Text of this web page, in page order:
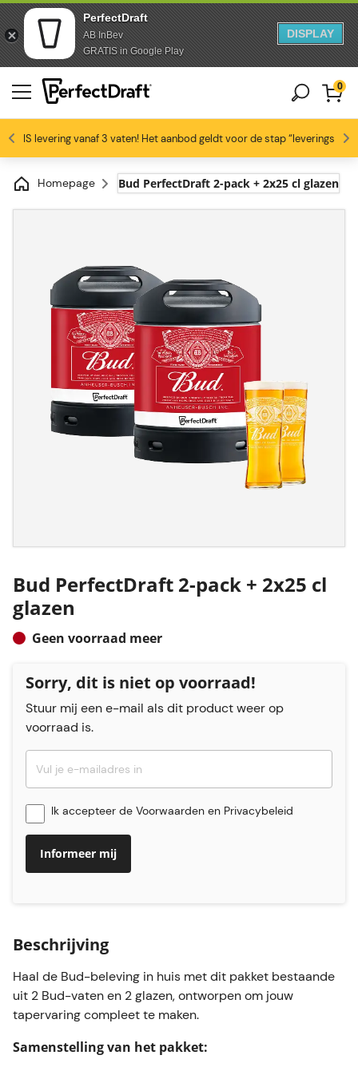
PerfectDraft
AB InBev
GRATIS in Google Play
DISPLAY
Doorgaan naar artikel
Overslaan naar voettekst
levering vanaf 3 vaten! Het aanbod geldt voor de stap “leveringswijze
Gratis levering
Profiteer van -10% vanaf 3 vaten!
Bierliefhebbers zijn dol op ons 4.6/5
0
Homepage Bud PerfectDraft 2-pack + 2x25 cl glazen
Bud PerfectDraft 2-pack + 2x25 cl
glazen
Geen voorraad meer
Sorry, dit is niet op voorraad!
Stuur mij een e-mail als dit product weer op
voorraad is.
Ik accepteer de Voorwaarden en Privacybeleid
Informeer mij
Beschrijving
Haal de Bud-beleving in huis met dit pakket bestaande
uit 2 Bud-vaten en 2 glazen, ontworpen om jouw
tapervaring compleet te maken.
Samenstelling van het pakket: